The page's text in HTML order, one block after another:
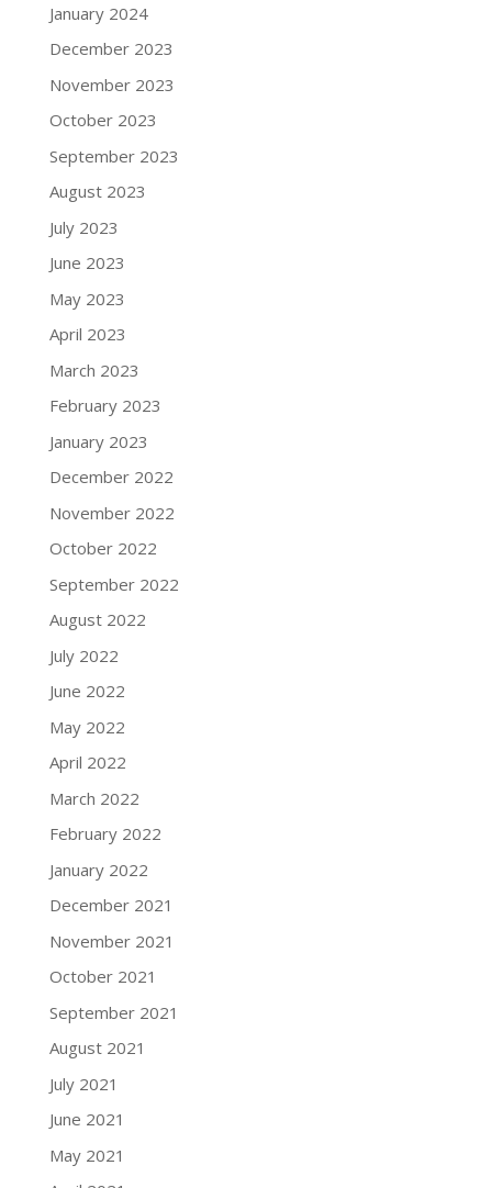
January 2024
December 2023
November 2023
October 2023
September 2023
August 2023
July 2023
June 2023
May 2023
April 2023
March 2023
February 2023
January 2023
December 2022
November 2022
October 2022
September 2022
August 2022
July 2022
June 2022
May 2022
April 2022
March 2022
February 2022
January 2022
December 2021
November 2021
October 2021
September 2021
August 2021
July 2021
June 2021
May 2021